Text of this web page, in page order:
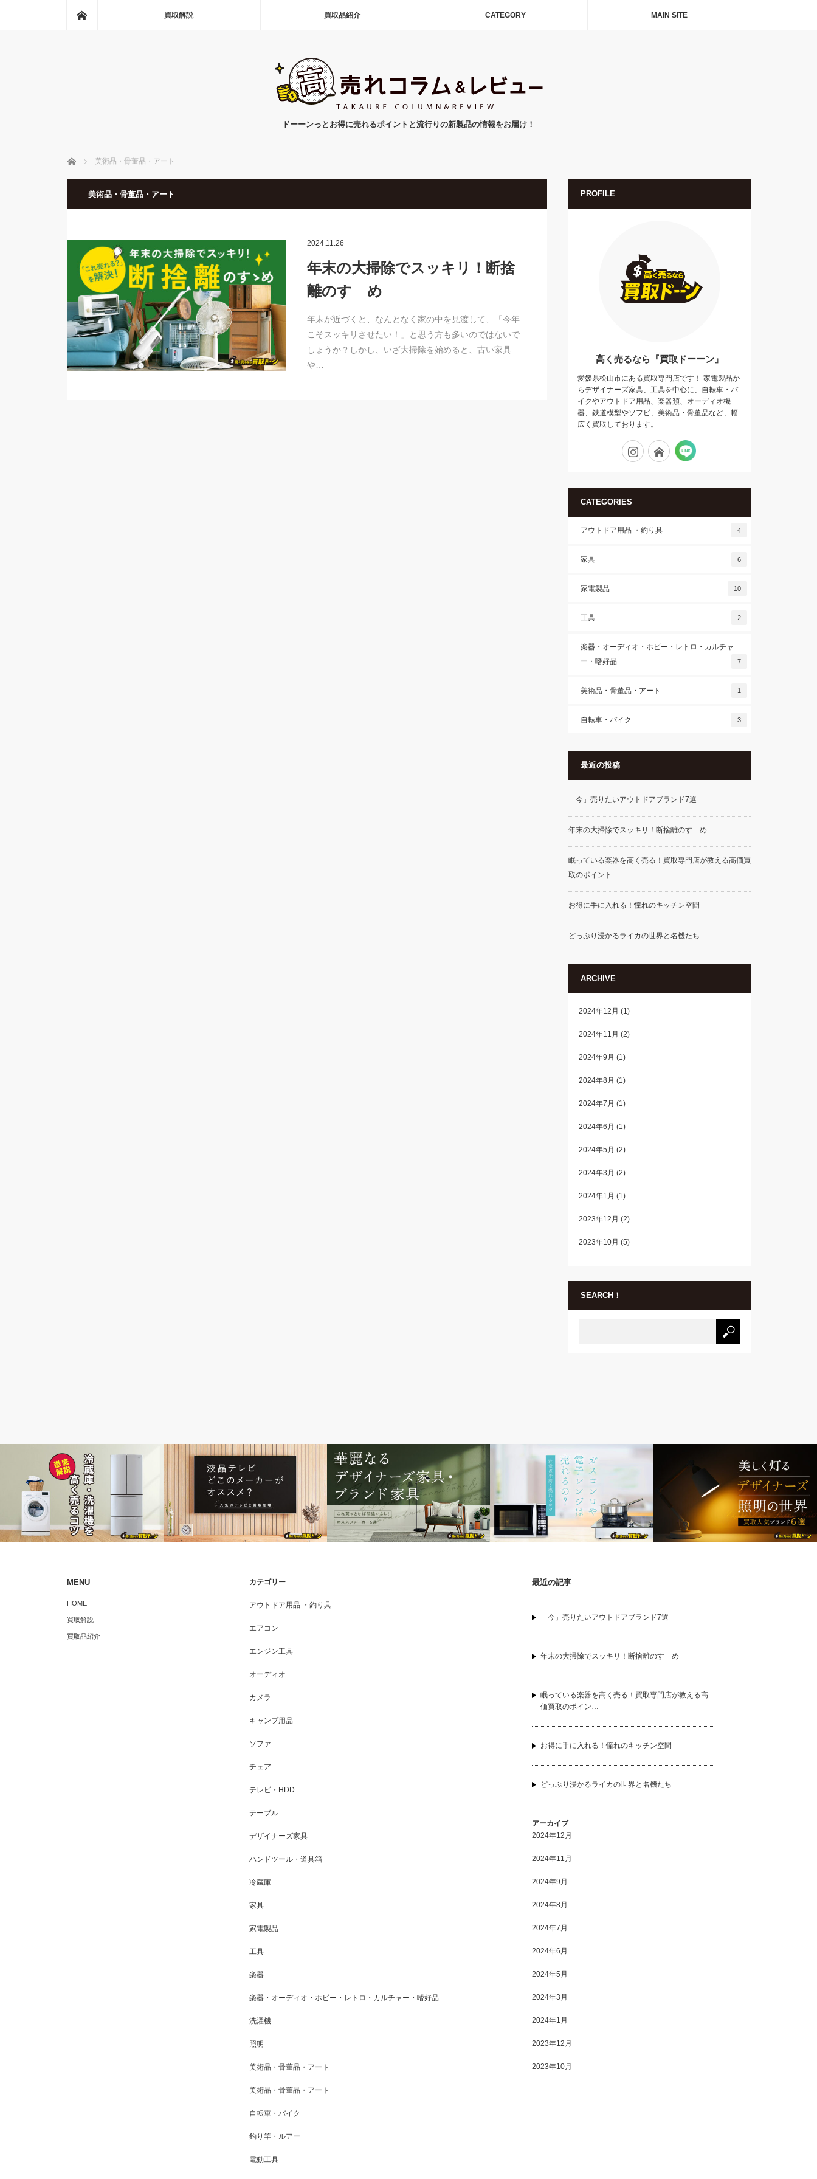
買取解説 買取品紹介 CATEGORY MAIN SITE
ドーーンっとお得に売れるポイントと流行りの新製品の情報をお届け！
ホーム 美術品・骨董品・アート
美術品・骨董品・アート
2024.11.26
年末の大掃除でスッキリ！断捨
離のすゝめ
年末が近づくと、なんとなく家の中を見渡して、「今年
こそスッキリさせたい！」と思う方も多いのではないで
しょうか？しかし、いざ大掃除を始めると、古い家具
や…
PROFILE
高く売るなら『買取ドーーン』
愛媛県松山市にある買取専門店です！ 家電製品か
らデザイナーズ家具、工具を中心に、自転車・バ
イクやアウトドア用品、楽器類、オーディオ機
器、鉄道模型やソフビ、美術品・骨董品など、幅
広く買取しております。
InstagramFlickr
CATEGORIES
アウトドア用品 ・釣り具 4
家具 6
家電製品 10
工具 2
楽器・オーディオ・ホビー・レトロ・カルチャ
ー・嗜好品
7
美術品・骨董品・アート 1
自転車・バイク 3
最近の投稿
「今」売りたいアウトドアブランド7選
年末の大掃除でスッキリ！断捨離のすゝめ
眠っている楽器を高く売る！買取専門店が教える高価買
取のポイント
お得に手に入れる！憧れのキッチン空間
どっぷり浸かるライカの世界と名機たち
ARCHIVE
2024年12月 (1)
2024年11月 (2)
2024年9月 (1)
2024年8月 (1)
2024年7月 (1)
2024年6月 (1)
2024年5月 (2)
2024年3月 (2)
2024年1月 (1)
2023年12月 (2)
2023年10月 (5)
SEARCH！
液晶テレビどこのメーカーがオススメ？
意点や高く売れるコツ
最近の記事
「今」売りたいアウトドアブランド7選
年末の大掃除でスッキリ！断捨離のすゝめ
眠っている楽器を高く売る！買取専門店が教える高
価買取のポイン…
お得に手に入れる！憧れのキッチン空間
どっぷり浸かるライカの世界と名機たち
アーカイブ
2024年12月
2024年11月
2024年9月
2024年8月
2024年7月
2024年6月
2024年5月
2024年3月
2024年1月
2023年12月
2023年10月
カテゴリー
アウトドア用品 ・釣り具
エアコン
エンジン工具
オーディオ
カメラ
キャンプ用品
ソファ
チェア
テレビ・HDD
テーブル
デザイナーズ家具
ハンドツール・道具箱
冷蔵庫
家具
家電製品
工具
楽器
楽器・オーディオ・ホビー・レトロ・カルチャー・嗜好品
洗濯機
照明
美術品・骨董品・アート
美術品・骨董品・アート
自転車・バイク
釣り竿・ルアー
電動工具
MENU
HOME
買取解説
買取品紹介